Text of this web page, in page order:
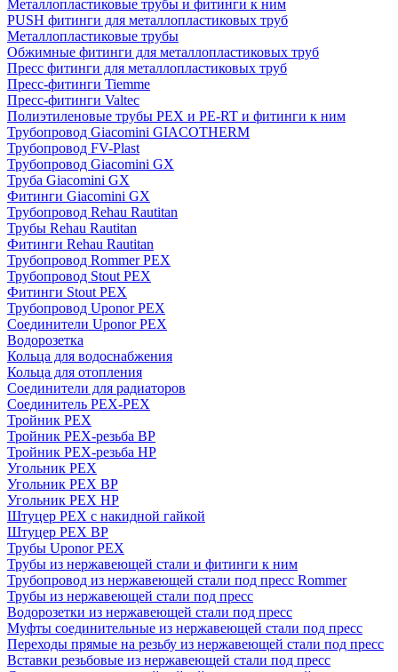
Металлопластиковые трубы и фитинги к ним
PUSH фитинги для металлопластиковых труб
Металлопластиковые трубы
Обжимные фитинги для металлопластиковых труб
Пресс фитинги для металлопластиковых труб
Пресс-фитинги Tiemme
Пресс-фитинги Valtec
Полиэтиленовые трубы PEX и PE-RT и фитинги к ним
Трубопровод Giacomini GIACOTHERM
Трубопровод FV-Plast
Трубопровод Giacomini GX
Труба Giacomini GX
Фитинги Giacomini GX
Трубопровод Rehau Rautitan
Трубы Rehau Rautitan
Фитинги Rehau Rautitan
Трубопровод Rommer PEX
Трубопровод Stout PEX
Фитинги Stout PEX
Трубопровод Uponor PEX
Соединители Uponor PEX
Водорозетка
Кольца для водоснабжения
Кольца для отопления
Соединители для радиаторов
Соединитель PEX-PEX
Тройник PEX
Тройник PEX-резьба ВР
Тройник PEX-резьба НР
Угольник PEX
Угольник PEX ВР
Угольник PEX НР
Штуцер PEX c накидной гайкой
Штуцер PEX ВР
Трубы Uponor PEX
Трубы из нержавеющей стали и фитинги к ним
Трубопровод из нержавеющей стали под пресс Rommer
Трубы из нержавеющей стали под пресс
Водорозетки из нержавеющей стали под пресс
Муфты соединительные из нержавеющей стали под пресс
Переходы прямые на резьбу из нержавеющей стали под пресс
Вставки резьбовые из нержавеющей стали под пресс